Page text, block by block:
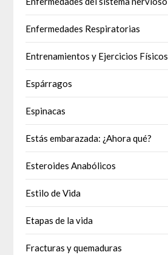
Enfermedades Respiratorias
Entrenamientos y Ejercicios Físicos
Espárragos
Espinacas
Estás embarazada: ¿Ahora qué?
Esteroides Anabólicos
Estilo de Vida
Etapas de la vida
Fracturas y quemaduras